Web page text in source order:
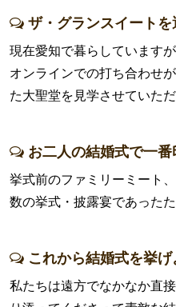
ザ・グランスイートを
現在愛知で暮らしています
オンラインでの打ち合わせ
た大聖堂を見学させていた
お二人の結婚式で一
挙式前のファミリーミート
数の挙式・披露宴であった
これから結婚式を挙
私たちは遠方でなかなか直